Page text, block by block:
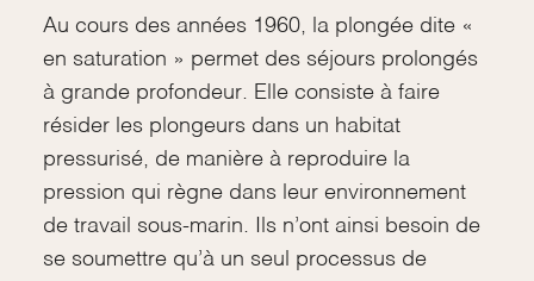
Au cours des années 1960, la plongée dite «
en saturation » permet des séjours prolongés
à grande profondeur. Elle consiste à faire
résider les plongeurs dans un habitat
pressurisé, de manière à reproduire la
pression qui règne dans leur environnement
de travail sous-marin. Ils n’ont ainsi besoin de
se soumettre qu’à un seul processus de